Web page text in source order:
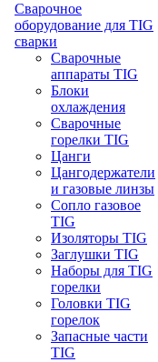
Сварочное
оборудование для TIG
сварки
Сварочные
аппараты TIG
Блоки
охлаждения
Сварочные
горелки TIG
Цанги
Цангодержатели
и газовые линзы
Сопло газовое
TIG
Изоляторы TIG
Заглушки TIG
Наборы для TIG
горелки
Головки TIG
горелок
Запасные части
TIG